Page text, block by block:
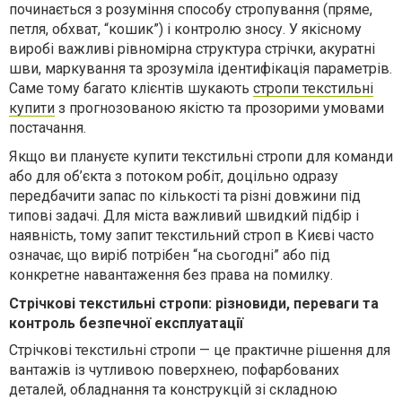
починається з розуміння способу стропування (пряме,
петля, обхват, “кошик”) і контролю зносу. У якісному
виробі важливі рівномірна структура стрічки, акуратні
шви, маркування та зрозуміла ідентифікація параметрів.
Саме тому багато клієнтів шукають стропи текстильні
купити з прогнозованою якістю та прозорими умовами
постачання.
Якщо ви плануєте купити текстильні стропи для команди
або для об’єкта з потоком робіт, доцільно одразу
передбачити запас по кількості та різні довжини під
типові задачі. Для міста важливий швидкий підбір і
наявність, тому запит текстильний строп в Києві часто
означає, що виріб потрібен “на сьогодні” або під
конкретне навантаження без права на помилку.
Стрічкові текстильні стропи: різновиди, переваги та
контроль безпечної експлуатації
Стрічкові текстильні стропи — це практичне рішення для
вантажів із чутливою поверхнею, пофарбованих
деталей, обладнання та конструкцій зі складною